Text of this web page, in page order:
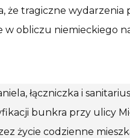
że tragiczne
w obliczu niemieckiego
łączniczka i
bunkra przy ulicy
życie codzienne